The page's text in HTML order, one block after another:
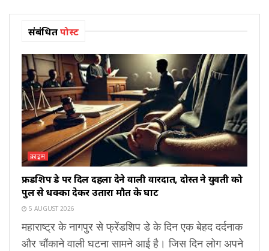
संबंधितपोस्ट
क्राइम
फ्रेंडशिप डे पर दिल दहला देने वाली वारदात, दोस्त ने युवती को
पुल से धक्का देकर उतारा मौत के घाट
5 AUGUST 2026
महाराष्ट्र के नागपुर से फ्रेंडशिप डे के दिन एक बेहद दर्दनाक
और चौंकाने वाली घटना सामने आई है। जिस दिन लोग अपने